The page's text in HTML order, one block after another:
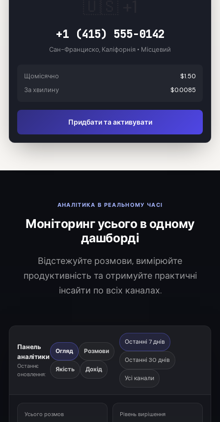
+1 (415) 555-0142
Сан-Франциско, Каліфорнія • Місцевий
Щомісячно
$1.50
За хвилину
$0.0085
Придбати та активувати
АНАЛІТИКА В РЕАЛЬНОМУ ЧАСІ
Моніторинг усього в одному
дашборді
Відстежуйте розмови, вимірюйте
продуктивність та отримуйте практичні
інсайти по всіх каналах.
Панель
аналітики
Останнє
оновлення:
Огляд Розмови
Якість Дохід
Останні 7 днів
Останні 30 днів
Усі канали
Усього розмов Рівень вирішення